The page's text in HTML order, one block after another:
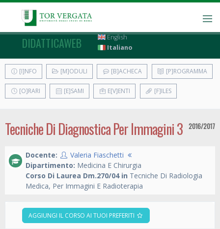
DIDATTICAWEB
English
Italiano
[I]NFO [M]ODULI [B]ACHECA [P]ROGRAMMA
[O]RARI [E]SAMI E[V]ENTI [F]ILES
Tecniche Di Diagnostica Per Immagini 3 2016/2017
Docente:
Valeria Fiaschetti
Dipartimento: Medicina E Chirurgia
Corso Di Laurea Dm.270/04 in Tecniche Di Radiologia
Medica, Per Immagini E Radioterapia
AGGIUNGI IL CORSO AI TUOI PREFERITI